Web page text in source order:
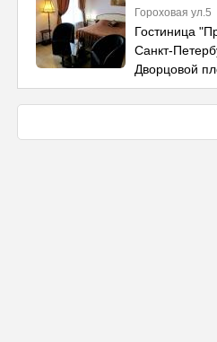
Гороховая ул.5
Гостиница
Санкт-
Дворцовой